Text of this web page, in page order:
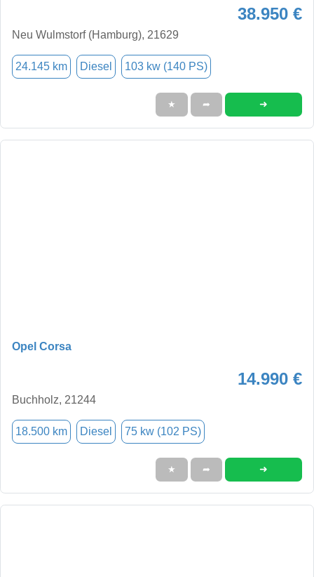
38.950 €
Neu Wulmstorf (Hamburg), 21629
24.145 km Diesel 103 kw (140 PS)
★ ➦ ➜
Opel Corsa
14.990 €
Buchholz, 21244
18.500 km Diesel 75 kw (102 PS)
★ ➦ ➜